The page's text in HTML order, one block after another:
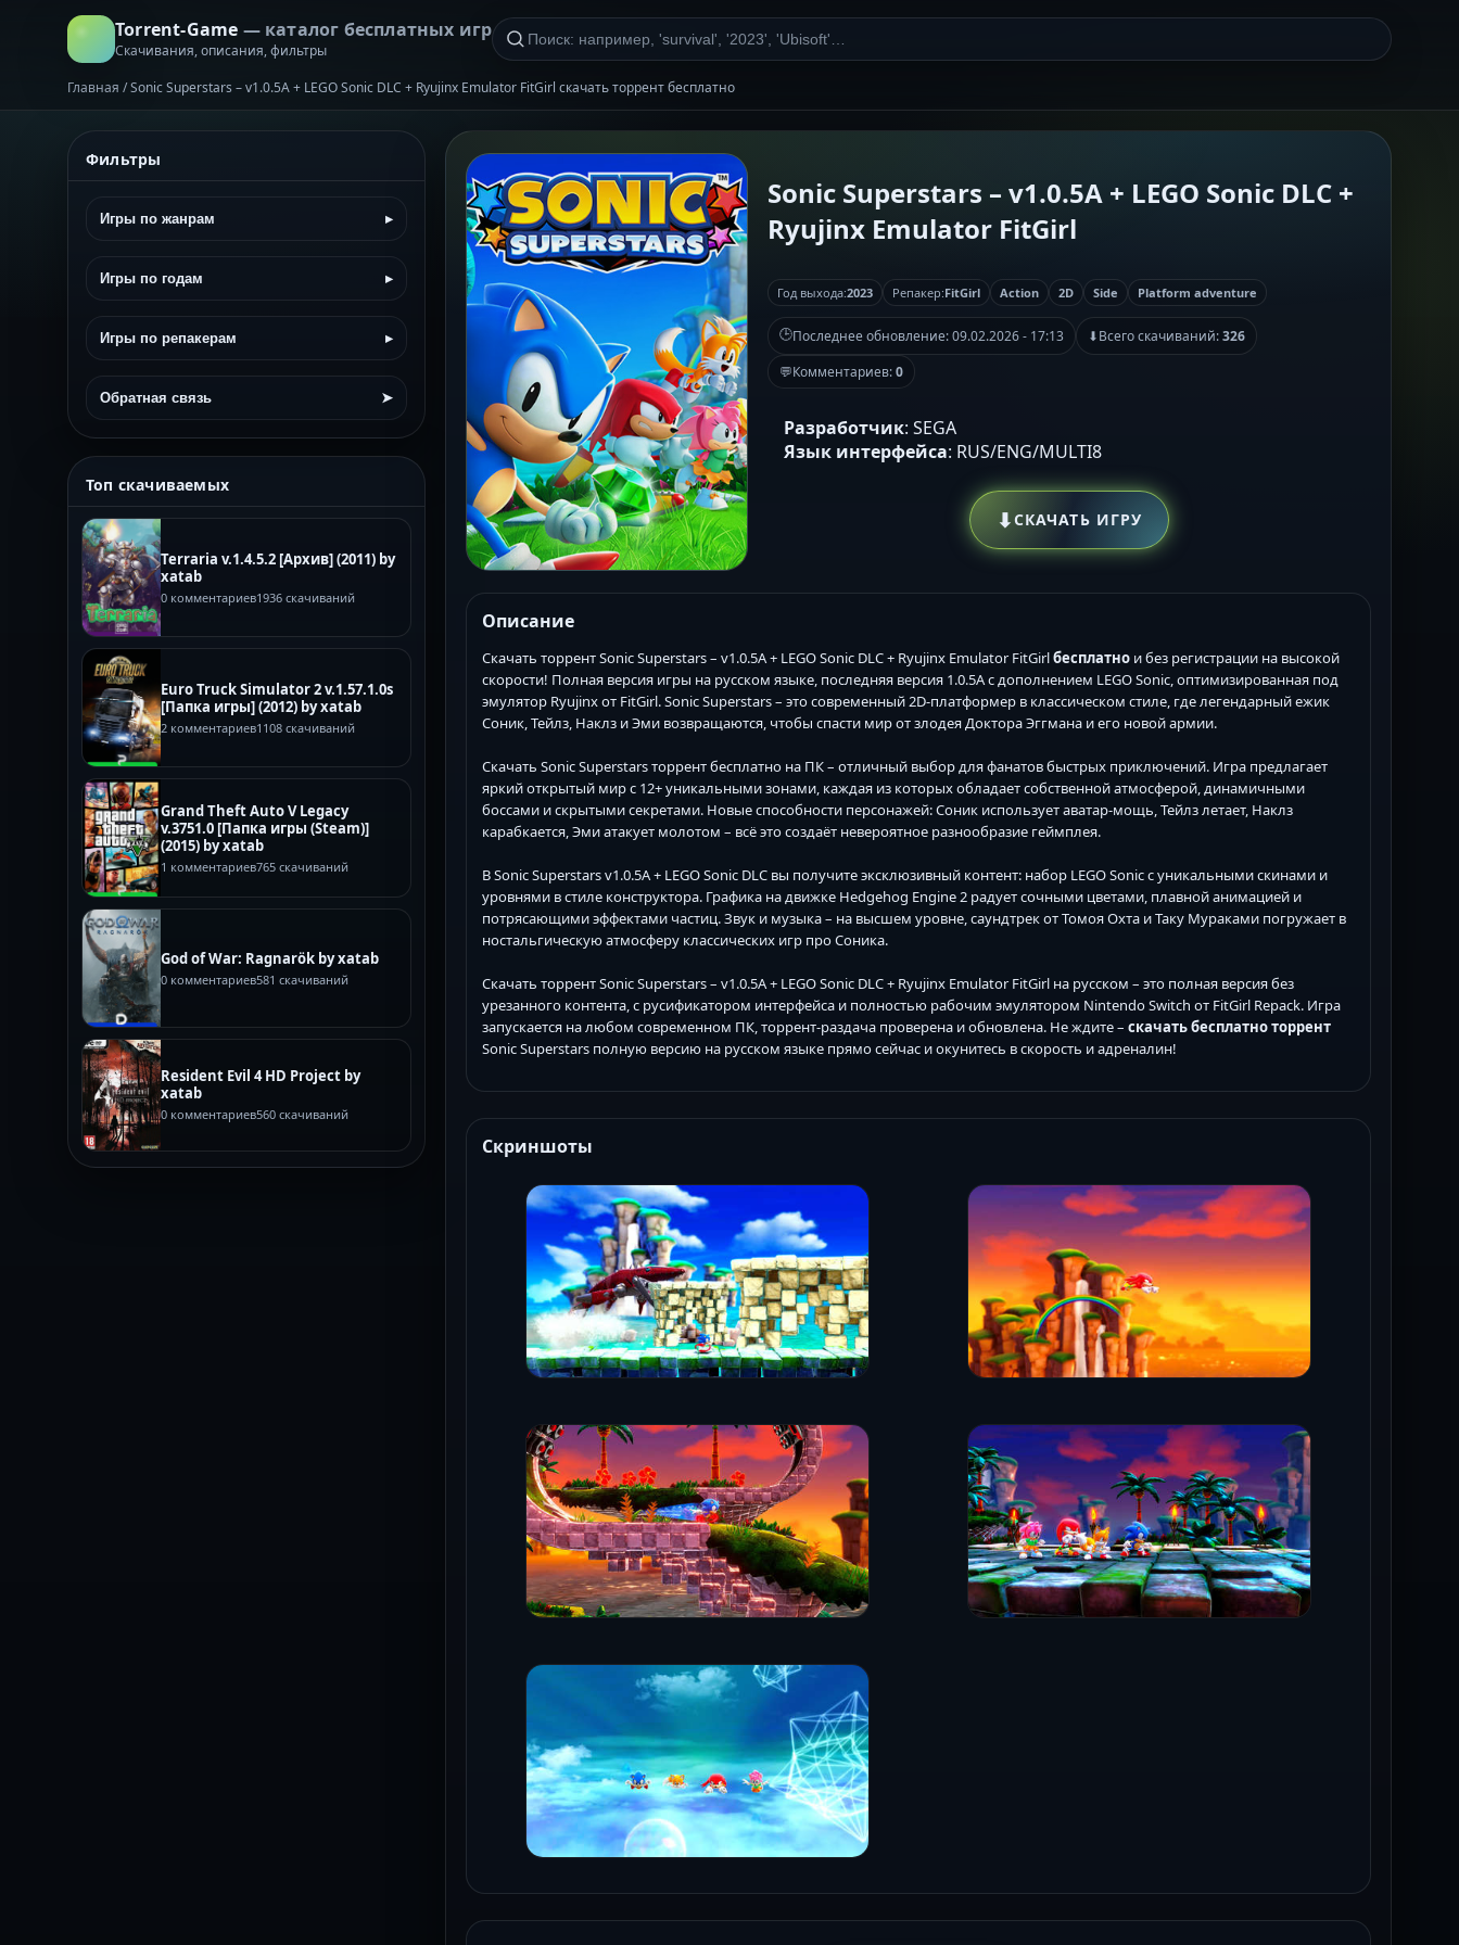
Torrent-Game — каталог бесплатных игр
Скачивания, описания, фильтры
Главная /Sonic Superstars – v1.0.5A + LEGO Sonic DLC + Ryujinx Emulator FitGirl скачать торрент бесплатно
Фильтры
Игры по жанрам ▸
Игры по годам ▸
Игры по репакерам ▸
Обратная связь ➤
Топ скачиваемых
Terraria v.1.4.5.2 [Архив] (2011) by
xatab
0 комментариев1936 скачиваний
Euro Truck Simulator 2 v.1.57.1.0s
[Папка игры] (2012) by xatab
2 комментариев1108 скачиваний
Grand Theft Auto V Legacy
v.3751.0 [Папка игры (Steam)]
(2015) by xatab
1 комментариев765 скачиваний
God of War: Ragnarök by xatab
0 комментариев581 скачиваний
Resident Evil 4 HD Project by
xatab
0 комментариев560 скачиваний
Sonic Superstars – v1.0.5A + LEGO Sonic DLC +
Ryujinx Emulator FitGirl
Год выхода:2023 Репакер:FitGirl Action 2D Side Platform adventure
🕒Последнее обновление:09.02.2026 - 17:13 ⬇Всего скачиваний:326
💬Комментариев:0
Разработчик: SEGA
Язык интерфейса: RUS/ENG/MULTI8
⬇СКАЧАТЬ ИГРУ
Описание
Скачать торрент Sonic Superstars – v1.0.5A + LEGO Sonic DLC + Ryujinx Emulator FitGirlбесплатно и без регистрации на высокой
скорости! Полная версия игры на русском языке, последняя версия 1.0.5A с дополнением LEGO Sonic, оптимизированная под
эмулятор Ryujinx от FitGirl. Sonic Superstars – это современный 2D-платформер в классическом стиле, где легендарный ежик
Соник, Тейлз, Наклз и Эми возвращаются, чтобы спасти мир от злодея Доктора Эггмана и его новой армии.
Скачать Sonic Superstars торрент бесплатно на ПК – отличный выбор для фанатов быстрых приключений. Игра предлагает
яркий открытый мир с 12+ уникальными зонами, каждая из которых обладает собственной атмосферой, динамичными
боссами и скрытыми секретами. Новые способности персонажей: Соник использует аватар-мощь, Тейлз летает, Наклз
карабкается, Эми атакует молотом – всё это создаёт невероятное разнообразие геймплея.
В Sonic Superstars v1.0.5A + LEGO Sonic DLC вы получите эксклюзивный контент: набор LEGO Sonic с уникальными скинами и
уровнями в стиле конструктора. Графика на движке Hedgehog Engine 2 радует сочными цветами, плавной анимацией и
потрясающими эффектами частиц. Звук и музыка – на высшем уровне, саундтрек от Томоя Охта и Таку Мураками погружает в
ностальгическую атмосферу классических игр про Соника.
Скачать торрент Sonic Superstars – v1.0.5A + LEGO Sonic DLC + Ryujinx Emulator FitGirl на русском – это полная версия без
урезанного контента, с русификатором интерфейса и полностью рабочим эмулятором Nintendo Switch от FitGirl Repack. Игра
запускается на любом современном ПК, торрент-раздача проверена и обновлена. Не ждите – скачать бесплатно торрент
Sonic Superstars полную версию на русском языке прямо сейчас и окунитесь в скорость и адреналин!
Скриншоты